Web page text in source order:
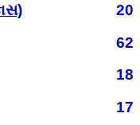
20
62
18
17